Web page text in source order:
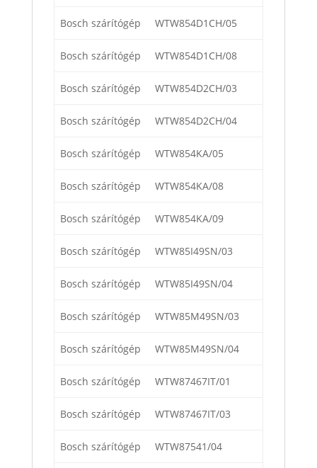
Bosch szárítógép WTW854D1CH/05
Bosch szárítógép WTW854D1CH/08
Bosch szárítógép WTW854D2CH/03
Bosch szárítógép WTW854D2CH/04
Bosch szárítógép WTW854KA/05
Bosch szárítógép WTW854KA/08
Bosch szárítógép WTW854KA/09
Bosch szárítógép WTW85I49SN/03
Bosch szárítógép WTW85I49SN/04
Bosch szárítógép WTW85M49SN/03
Bosch szárítógép WTW85M49SN/04
Bosch szárítógép WTW87467IT/01
Bosch szárítógép WTW87467IT/03
Bosch szárítógép WTW87541/04